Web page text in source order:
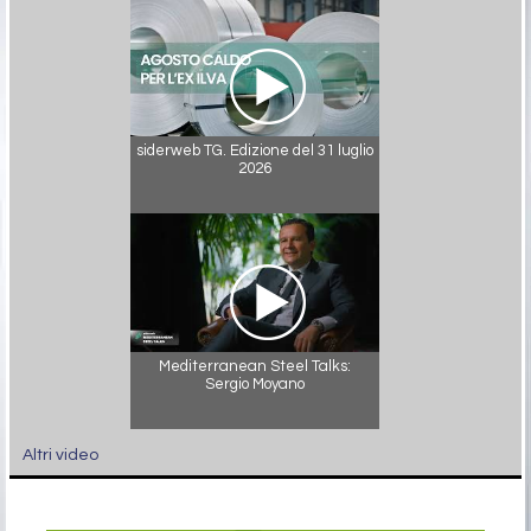
siderweb TG. Edizione del 31 luglio
2026
Mediterranean Steel Talks:
Sergio Moyano
Altri video